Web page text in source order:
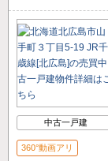
中古一戸建
360°動画アリ